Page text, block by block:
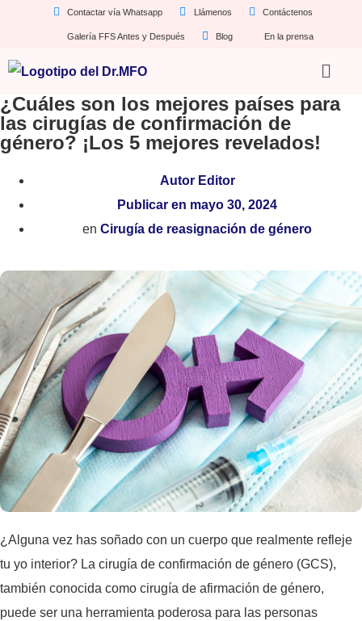
Contactar vía Whatsapp Llámenos Contáctenos
Galería FFS Antes y Después Blog En la prensa
¿Cuáles son los mejores países para
las cirugías de confirmación de
género? ¡Los 5 mejores revelados!
AutorEditor
Publicar en mayo 30, 2024
en Cirugía de reasignación de género
¿Alguna vez has soñado con un cuerpo que realmente refleje
tu yo interior? La cirugía de confirmación de género (GCS),
también conocida como cirugía de afirmación de género,
puede ser una herramienta poderosa para las personas